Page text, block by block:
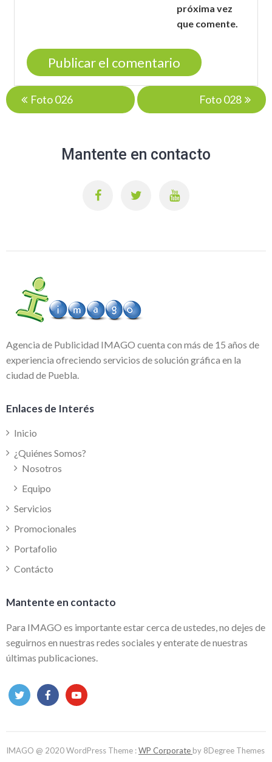
próxima vez
que comente.
Navegación
de
Foto 026 Foto 028
Mantente en contacto
Agencia de Publicidad IMAGO cuenta con más de 15 años de
experiencia ofreciendo servicios de solución gráfica en la
ciudad de Puebla.
Enlaces de Interés
Inicio
¿Quiénes Somos?
Nosotros
Equipo
Servicios
Promocionales
Portafolio
Contácto
Mantente en contacto
Para IMAGO es importante estar cerca de ustedes, no dejes de
seguirnos en nuestras redes sociales y enterate de nuestras
últimas publicaciones.
IMAGO @ 2020 WordPress Theme :WP Corporate by 8Degree Themes